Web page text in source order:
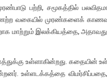
பற்றி, சமூகத்தில்
வகையில் முரண்களைக்
மாற்றும் இலக்கியத்தை,
உள்ளாகின்றது.
உள்ளடக்கத்தை